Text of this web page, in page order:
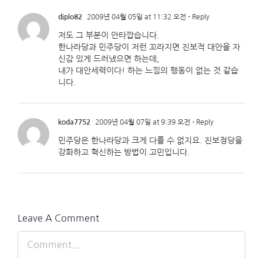
diplo82 2009년 04월 05일 at 11:32 오전 - Reply
저도 그 부분이 안타깝습니다.
한나라당과 민주당이 저런 꼬라지면 진보적 대안을 자
신감 있게 드러냈으면 하는데,
내가 대안세력이다! 하는 느낌의 행동이 없는 것 같습
니다.
koda7752 2009년 04월 07일 at 9:39 오전 - Reply
민주당은 한나라당과 크게 다를 수 없지요. 진보정당을
강화하고 혁신하는 방법이 고민입니다.
Leave A Comment